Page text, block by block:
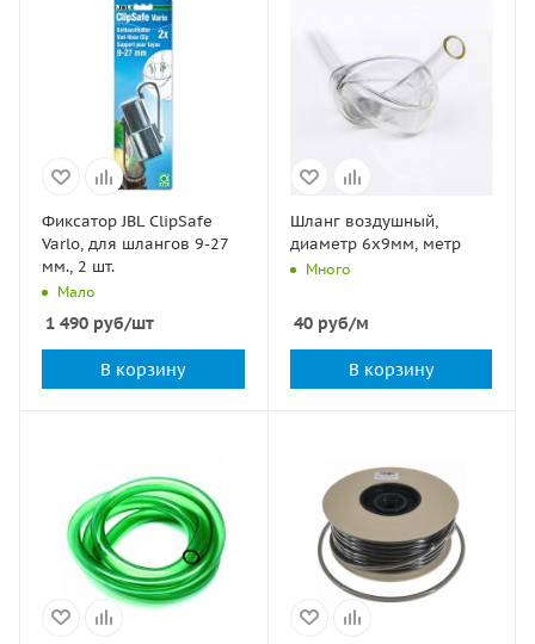
Фиксатор JBL ClipSafe
Varlo, для шлангов 9-27
мм., 2 шт.
Мало
1 490 руб/шт
В корзину
Шланг воздушный,
диаметр 6х9мм, метр
Много
40руб/м
В корзину